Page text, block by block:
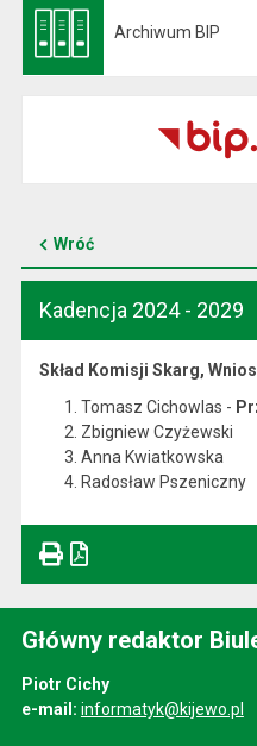
Archiwum BIP
Wróć
Kadencja 2024 - 2029
Skład Komisji Skarg,
Tomasz Cichowlas -
Zbigniew Czyżewski
Anna Kwiatkowska
Radosław Pszeniczny
Główny redaktor
Piotr Cichy
e-mail: informatyk@kijewo.pl